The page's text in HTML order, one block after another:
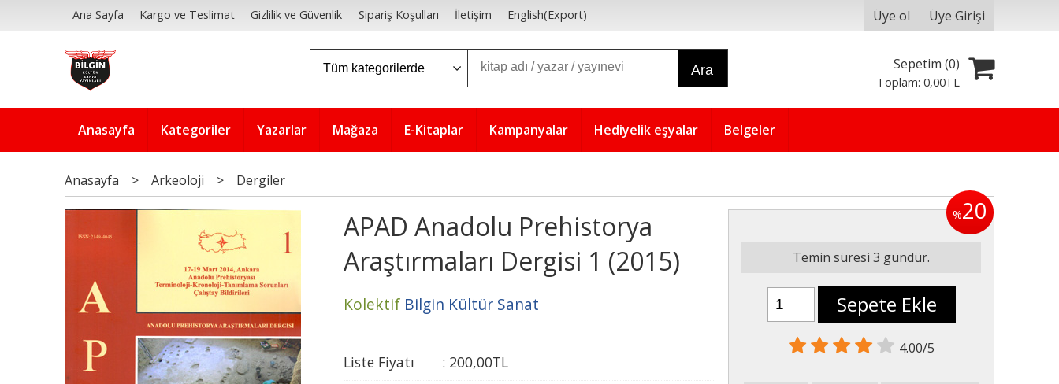
Ana Sayfa Kargo ve Teslimat Gizlilik ve Güvenlik Sipariş Koşulları İletişim English(Export) Üye ol Üye Girişi
Ara Sepetim (0)
Toplam:0,00TL
Anasayfa Kategoriler Yazarlar Mağaza E-Kitaplar Kampanyalar Hediyelik eşyalar Belgeler
Anasayfa > Arkeoloji > Dergiler
APAD Anadolu Prehistorya
Araştırmaları Dergisi 1 (2015)
Kolektif Bilgin Kültür Sanat
Liste Fiyatı : 200,00TL
%20
Temin süresi 3 gündür.
Sepete Ekle
4.00/5